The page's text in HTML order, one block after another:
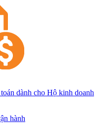
dành cho Hộ kinh doanh
hành